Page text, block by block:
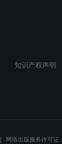
知识产权声明
网络出版服务许可